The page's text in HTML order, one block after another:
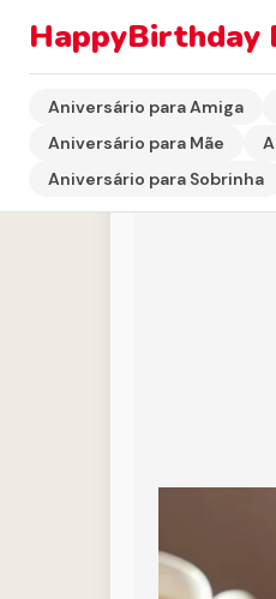
HappyBirthday
Aniversário para Amiga
Aniversário para Mãe
Aniversário para Sobrinha